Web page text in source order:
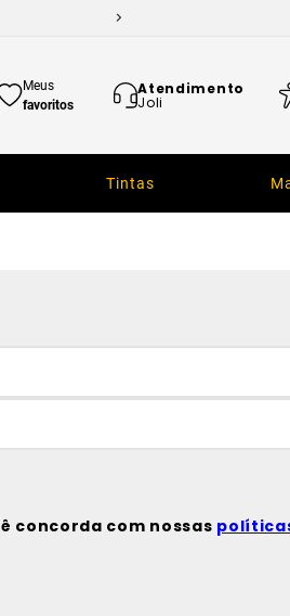
Meus
favoritos
Atendimento
Joli
Tintas
concorda com nossas